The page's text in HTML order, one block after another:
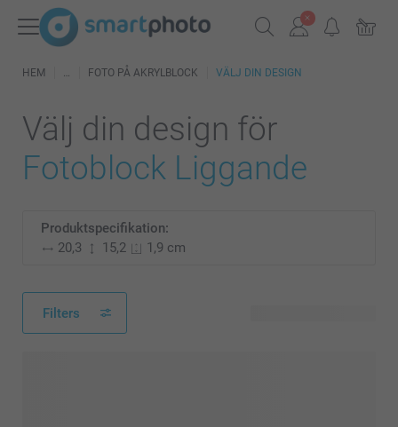
HEM FOTO PÅ AKRYLBLOCK VÄLJ DIN DESIGN
Välj din design för
Fotoblock Liggande
Produktspecifikation:
20,3
15,2 1,9 cm
Filters